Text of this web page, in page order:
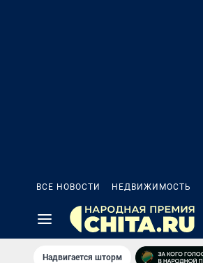
ВСЕ НОВОСТИ НЕДВИЖИМОСТЬ
Надвигается шторм